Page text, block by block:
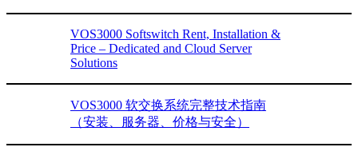
VOS3000 Softswitch Rent, Installation &
Price – Dedicated and Cloud Server
Solutions
VOS3000 软交换系统完整技术指南
（安装、服务器、价格与安全）